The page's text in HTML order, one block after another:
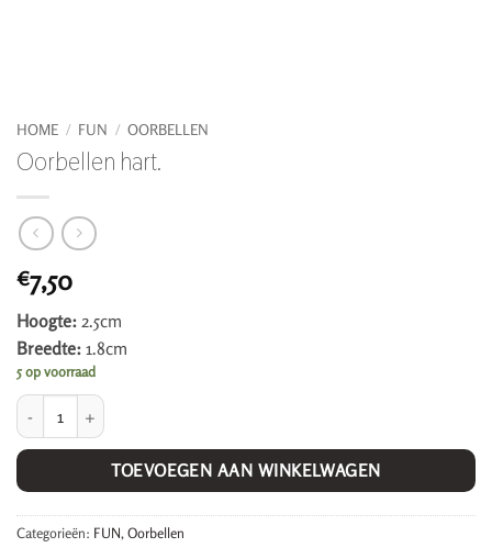
HOME / FUN / OORBELLEN
Oorbellen hart.
€7,50
Hoogte: 2.5cm
Breedte: 1.8cm
5 op voorraad
Oorbellen hart. aantal
TOEVOEGEN AAN WINKELWAGEN
Categorieën: FUN, Oorbellen